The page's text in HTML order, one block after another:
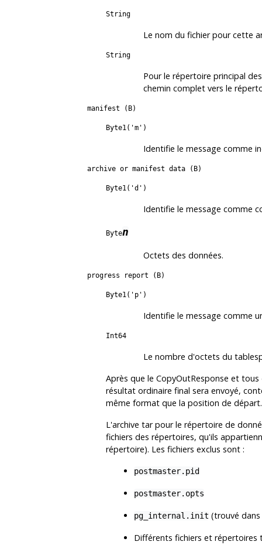
String
Le nom du fichier pour cette
String
Pour le répertoire principal
chemin complet vers le
manifest (B)
Byte1('m')
Identifie le message comme
archive or manifest data (B)
Byte1('d')
Identifie le message comme
Byten
Octets des données.
progress report (B)
Byte1('p')
Identifie le message comme
Int64
Le nombre d'octets du
Après que le CopyOutResponse et
résultat ordinaire final sera envoyé,
même format que la position de départ.
L'archive tar pour le répertoire de
fichiers des répertoires, qu'ils
répertoire). Les fichiers exclus sont :
postmaster.pid
postmaster.opts
pg_internal.init (trouvé
Différents fichiers et répertoires